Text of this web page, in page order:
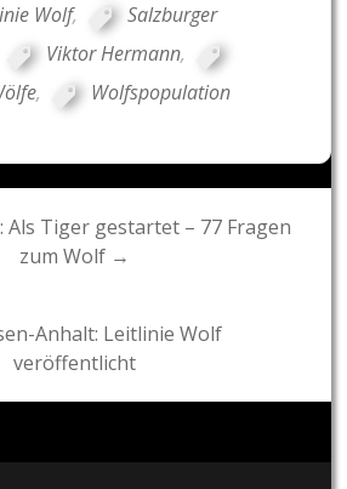
Wolf,
Salzburger
Viktor Hermann,
, Wolfspopulation
Als Tiger gestartet – 77 Fragen
zum Wolf →
Anhalt: Leitlinie Wolf
veröffentlicht